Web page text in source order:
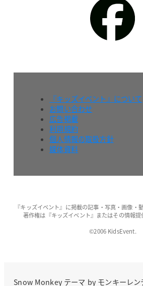
『キッズイベント』について
お問い合わせ
広告掲載
利用規約
個人情報の取扱方針
媒体資料
『キッズイベント』に掲載の記事・写真・画像・
著作権は『キッズイベント』またはその情報提
©2006 KidsEvent.
Snow Monkeyテーマ by モンキーレン